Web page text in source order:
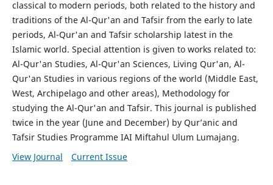
classical to modern periods, both related to the history and
traditions of the Al-Qur'an and Tafsir from the early to late
periods, Al-Qur'an and Tafsir scholarship latest in the
Islamic world. Special attention is given to works related to:
Al-Qur'an Studies, Al-Qur'an Sciences, Living Qur'an, Al-
Qur'an Studies in various regions of the world (Middle East,
West, Archipelago and other areas), Methodology for
studying the Al-Qur'an and Tafsir. This journal is published
twice in the year (June and December) by Qur’anic and
Tafsir Studies Programme IAI Miftahul Ulum Lumajang.
View Journal
Current Issue